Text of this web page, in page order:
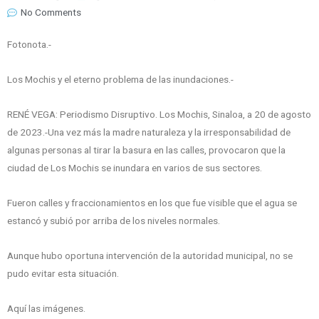
No Comments
Fotonota.-
Los Mochis y el eterno problema de las inundaciones.-
RENÉ VEGA: Periodismo Disruptivo. Los Mochis, Sinaloa, a 20 de agosto
de 2023.-Una vez más la madre naturaleza y la irresponsabilidad de
algunas personas al tirar la basura en las calles, provocaron que la
ciudad de Los Mochis se inundara en varios de sus sectores.
Fueron calles y fraccionamientos en los que fue visible que el agua se
estancó y subió por arriba de los niveles normales.
Aunque hubo oportuna intervención de la autoridad municipal, no se
pudo evitar esta situación.
Aquí las imágenes.